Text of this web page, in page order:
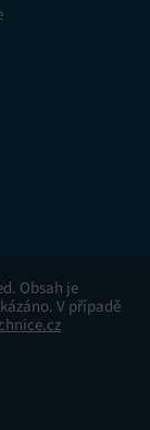
Použití
pro
k výběru
Obsah je
V případě